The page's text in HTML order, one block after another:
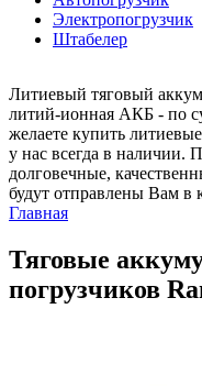
Электропогрузчик
Штабелер
Литиевый тяговый
литий-ионная АКБ - по
желаете купить
у нас всегда в наличии.
долговечные,
будут отправлены Вам в
Главная
Тяговые
погрузчиков